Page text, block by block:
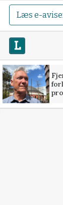
Læs e-